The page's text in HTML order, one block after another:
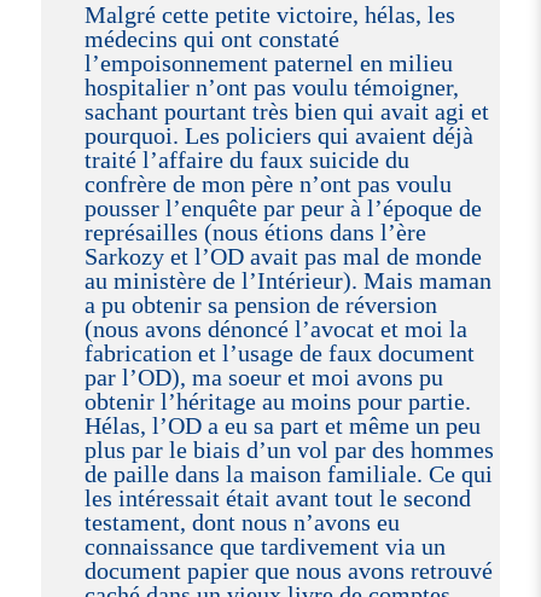
Malgré cette petite victoire, hélas, les
médecins qui ont constaté
l’empoisonnement paternel en milieu
hospitalier n’ont pas voulu témoigner,
sachant pourtant très bien qui avait agi et
pourquoi. Les policiers qui avaient déjà
traité l’affaire du faux suicide du
confrère de mon père n’ont pas voulu
pousser l’enquête par peur à l’époque de
représailles (nous étions dans l’ère
Sarkozy et l’OD avait pas mal de monde
au ministère de l’Intérieur). Mais maman
a pu obtenir sa pension de réversion
(nous avons dénoncé l’avocat et moi la
fabrication et l’usage de faux document
par l’OD), ma soeur et moi avons pu
obtenir l’héritage au moins pour partie.
Hélas, l’OD a eu sa part et même un peu
plus par le biais d’un vol par des hommes
de paille dans la maison familiale. Ce qui
les intéressait était avant tout le second
testament, dont nous n’avons eu
connaissance que tardivement via un
document papier que nous avons retrouvé